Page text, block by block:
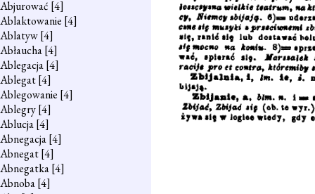
Abjurować [4]
Ablaktowanie [4]
Ablatyw[4]
Abłaucha[4]
Ablegacja[4]
Ablegat[4]
Ablegowanie [4]
Ablegry[4]
Ablucja[4]
Abnegacja[4]
Abnegat[4]
Abnegatka[4]
Abnoba[4]